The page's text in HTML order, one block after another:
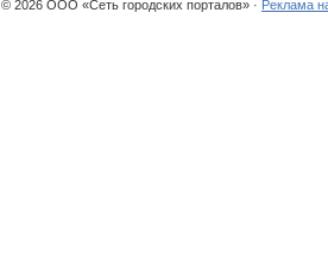
© 2026 ООО «Сеть городских порталов» · Реклама